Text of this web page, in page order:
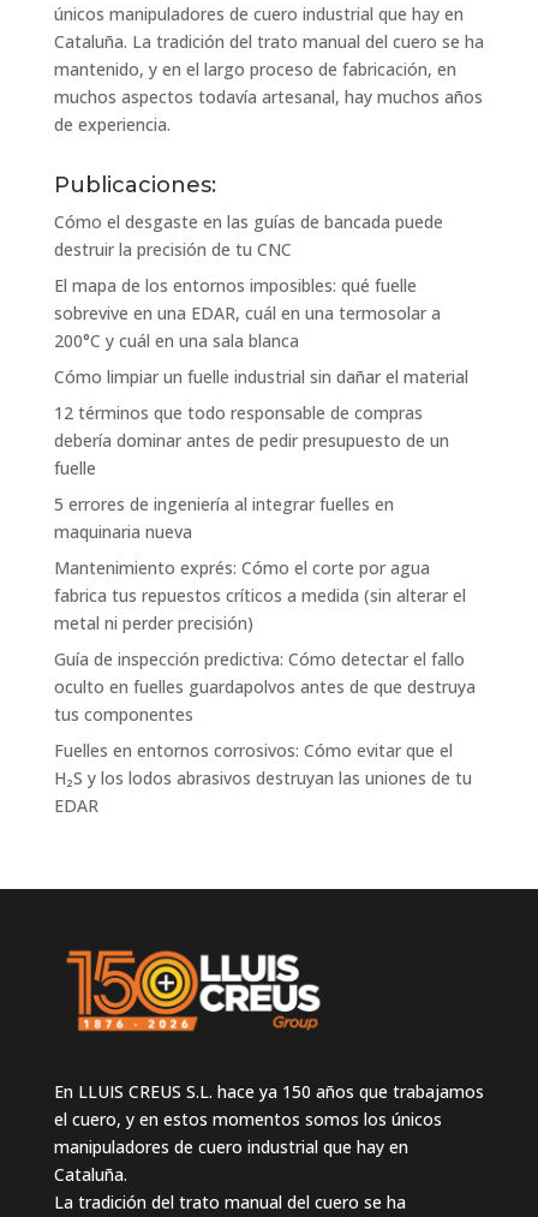
únicos manipuladores de cuero industrial que hay en
Cataluña. La tradición del trato manual del cuero se ha
mantenido, y en el largo proceso de fabricación, en
muchos aspectos todavía artesanal, hay muchos años
de experiencia.
Publicaciones:
Cómo el desgaste en las guías de bancada puede
destruir la precisión de tu CNC
El mapa de los entornos imposibles: qué fuelle
sobrevive en una EDAR, cuál en una termosolar a
200°C y cuál en una sala blanca
Cómo limpiar un fuelle industrial sin dañar el material
12 términos que todo responsable de compras
debería dominar antes de pedir presupuesto de un
fuelle
5 errores de ingeniería al integrar fuelles en
maquinaria nueva
Mantenimiento exprés: Cómo el corte por agua
fabrica tus repuestos críticos a medida (sin alterar el
metal ni perder precisión)
Guía de inspección predictiva: Cómo detectar el fallo
oculto en fuelles guardapolvos antes de que destruya
tus componentes
Fuelles en entornos corrosivos: Cómo evitar que el
H₂S y los lodos abrasivos destruyan las uniones de tu
EDAR
En LLUIS CREUS S.L. hace ya 150 años que trabajamos
el cuero, y en estos momentos somos los únicos
manipuladores de cuero industrial que hay en
Cataluña.
La tradición del trato manual del cuero se ha